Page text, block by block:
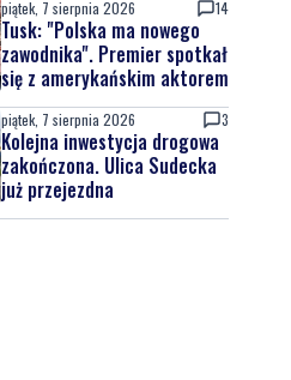
piątek, 7 sierpnia 2026 14
Tusk: "Polska ma nowego
zawodnika". Premier spotkał
się z amerykańskim aktorem
piątek, 7 sierpnia 2026 3
Kolejna inwestycja drogowa
zakończona. Ulica Sudecka
już przejezdna